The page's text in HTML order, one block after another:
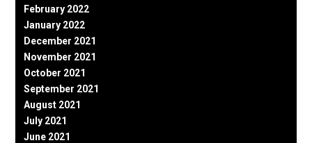
February 2022
January 2022
December 2021
November 2021
October 2021
September 2021
August 2021
July 2021
June 2021